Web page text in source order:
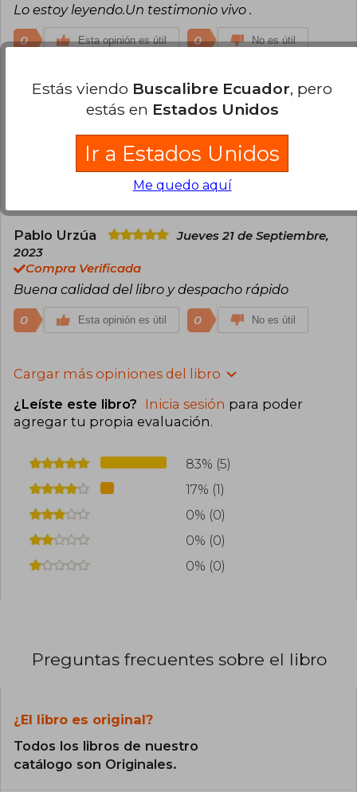
Lo estoy leyendo.Un testimonio vivo .
0 Esta opinión es útil 0 No es útil
Julio Buzeta
Miércoles 30 de Agosto,
Compra Verificada
Buen producto, buen precio y buen tiempo de
Esta opinión es útil 0
Pablo Urzúa
Jueves 21 de Septiembre,
2023
Compra Verificada
Buena calidad del libro y despacho rápido
0 Esta opinión es útil 0 No es útil
Cargar más opiniones del libro
¿Leíste este libro? Inicia sesión para poder
agregar tu propia evaluación.
83% (5)
17% (1)
0% (0)
0% (0)
0% (0)
Preguntas frecuentes sobre el libro
¿El libro es original?
Todos los libros de nuestro
catálogo son Originales.
Estás viendo Buscalibre Ecuador, pero
estás en Estados Unidos
Ir a Estados Unidos
Me quedo aquí